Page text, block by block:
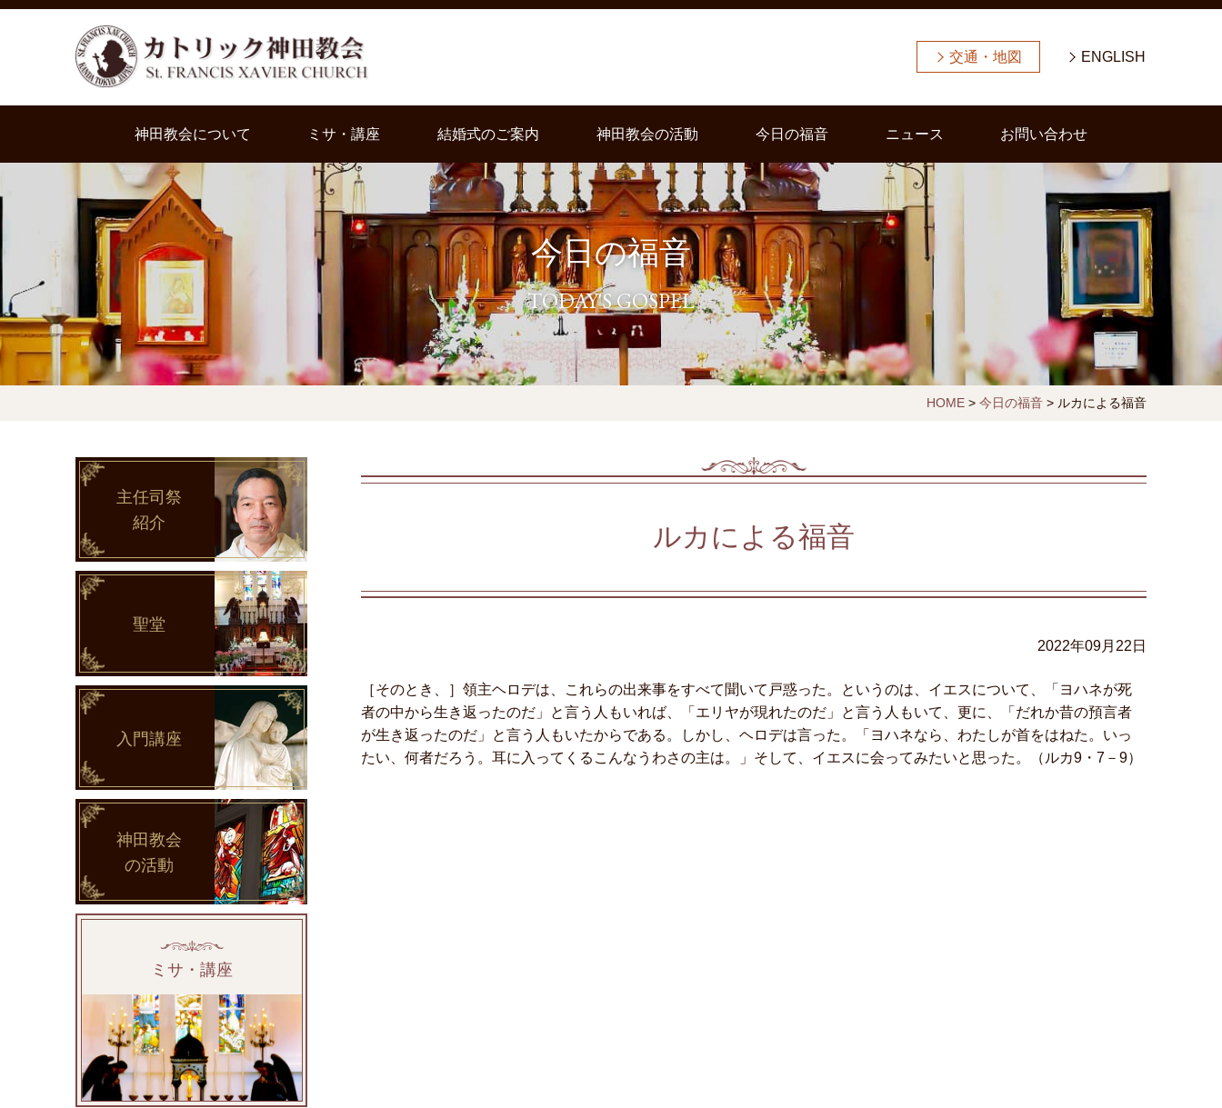
交通・地図 ENGLISH
神田教会について ミサ・講座 結婚式のご案内 神田教会の活動 今日の福音 ニュース お問い合わせ
今日の福音
TODAY'S GOSPEL
HOME> 今日の福音> ルカによる福音
ルカによる福音
2022年09月22日
［そのとき、］領主ヘロデは、これらの出来事をすべて聞いて戸惑った。というのは、イエスについて、「ヨハネが死
者の中から生き返ったのだ」と言う人もいれば、「エリヤが現れたのだ」と言う人もいて、更に、「だれか昔の預言者
が生き返ったのだ」と言う人もいたからである。しかし、ヘロデは言った。「ヨハネなら、わたしが首をはねた。いっ
たい、何者だろう。耳に入ってくるこんなうわさの主は。」そして、イエスに会ってみたいと思った。（ルカ9・7－9）
主任司祭
紹介
聖堂
入門講座
神田教会
の活動
ミサ・講座